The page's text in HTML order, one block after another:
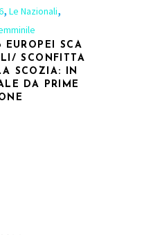
, Le Nazionali,
SCA
SCONFITTA
SCOZIA: IN
DA PRIME